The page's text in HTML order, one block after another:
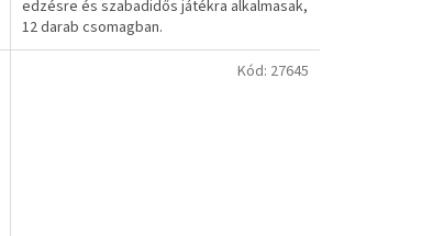
edzésre és szabadidős játékra alkalmasak,
12 darab csomagban.
Kód: 27645